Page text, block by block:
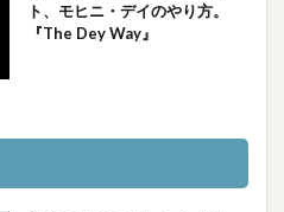
ト、モヒニ・デイのやり方。
『The Dey Way』